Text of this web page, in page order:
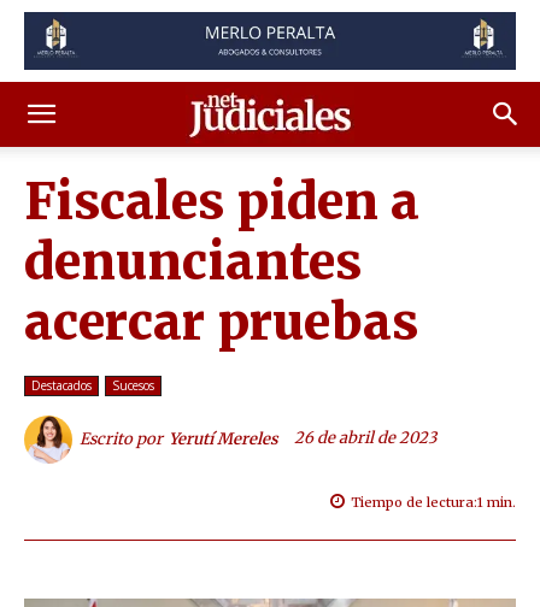
Fiscales piden a
denunciantes
acercar pruebas
Destacados Sucesos
Escrito por Yerutí Mereles 26 de abril de 2023
Tiempo de lectura:1 min.